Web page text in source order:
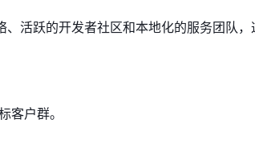
活跃的开发者社区和本地化的服务团队，
户群。